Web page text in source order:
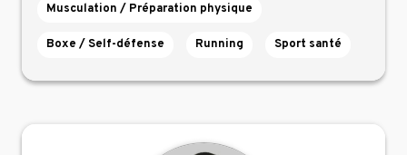
Musculation / Préparation physique
Boxe / Self-défense Running Sport santé